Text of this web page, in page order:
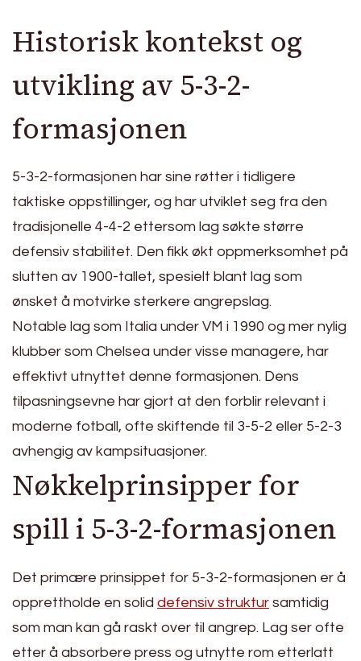
Historisk kontekst og
utvikling av 5-3-2-
formasjonen
5-3-2-formasjonen har sine røtter i tidligere
taktiske oppstillinger, og har utviklet seg fra den
tradisjonelle 4-4-2 ettersom lag søkte større
defensiv stabilitet. Den fikk økt oppmerksomhet på
slutten av 1900-tallet, spesielt blant lag som
ønsket å motvirke sterkere angrepslag.
Notable lag som Italia under VM i 1990 og mer nylig
klubber som Chelsea under visse managere, har
effektivt utnyttet denne formasjonen. Dens
tilpasningsevne har gjort at den forblir relevant i
moderne fotball, ofte skiftende til 3-5-2 eller 5-2-3
avhengig av kampsituasjoner.
Nøkkelprinsipper for
spill i 5-3-2-formasjonen
Det primære prinsippet for 5-3-2-formasjonen er å
opprettholde en solid defensiv struktur samtidig
som man kan gå raskt over til angrep. Lag ser ofte
etter å absorbere press og utnytte rom etterlatt